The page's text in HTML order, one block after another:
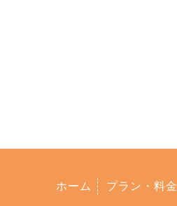
ホーム プラン・料金